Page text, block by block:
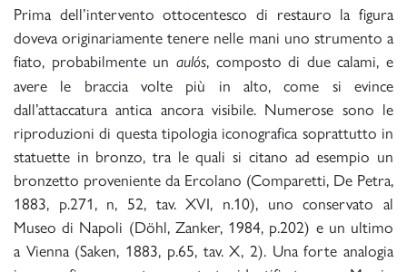
Prima dell’intervento ottocentesco di restauro la figura
doveva originariamente tenere nelle mani uno strumento a
fiato, probabilmente un aulós, composto di due calami, e
avere le braccia volte più in alto, come si evince
dall’attaccatura antica ancora visibile. Numerose sono le
riproduzioni di questa tipologia iconografica soprattutto in
statuette in bronzo, tra le quali si citano ad esempio un
bronzetto proveniente da Ercolano (Comparetti, De Petra,
1883, p.271, n, 52, tav. XVI, n.10), uno conservato al
Museo di Napoli (Döhl, Zanker, 1984, p.202) e un ultimo
a Vienna (Saken, 1883, p.65, tav. X, 2). Una forte analogia